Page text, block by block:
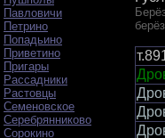
Павловичи
Петрино
Попадьино
Приветино
Пригары
Рассадники
Растовцы
Семеновское
Серебрянниково
Сорокино